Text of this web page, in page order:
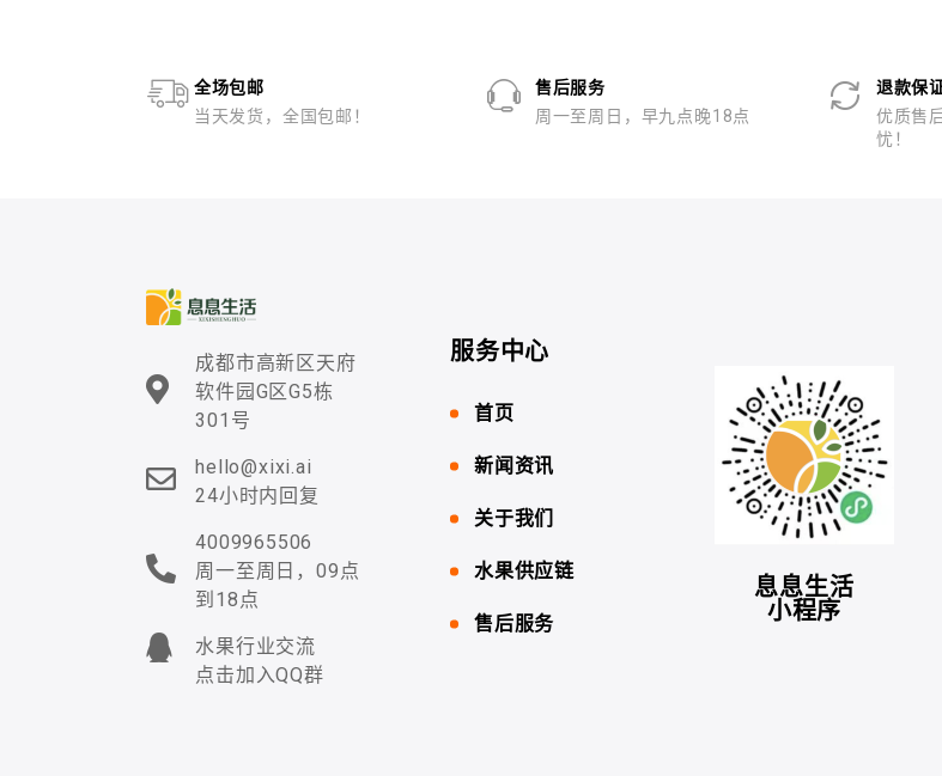
全场包邮
当天发货，全国包邮！
售后服务
周一至周日，早九点晚18点
退款保
优质售
忧！
成都市高新区天府
软件园G区G5栋
301号
hello@xixi.ai
24小时内回复
4009965506
周一至周日，09点
到18点
水果行业交流
点击加入QQ群
服务中心
首页
新闻资讯
关于我们
水果供应链
售后服务
息息生活
小程序